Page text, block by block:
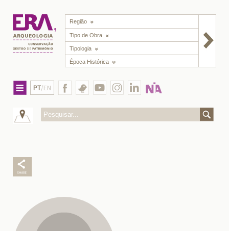
Região
Tipo de Obra
Tipologia
Época Histórica
PT/EN